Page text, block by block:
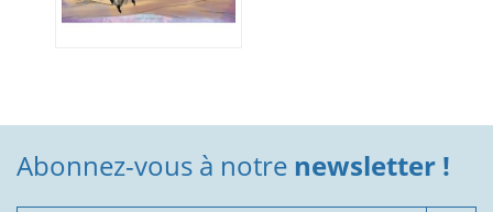
Abonnez-vous à notre newsletter !